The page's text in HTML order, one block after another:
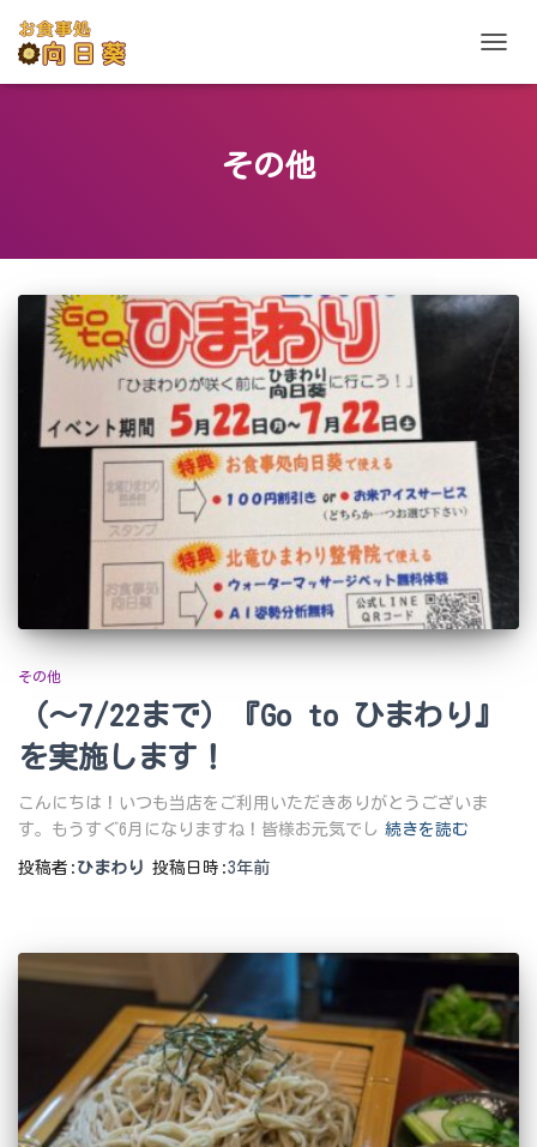
その他
その他
（～7/22まで）『Go to ひまわり』
を実施します！
こんにちは！いつも当店をご利用いただきありがとうございま
す。もうすぐ6月になりますね！皆様お元気でし 続きを読む
投稿者: ひまわり 投稿日時:3年前